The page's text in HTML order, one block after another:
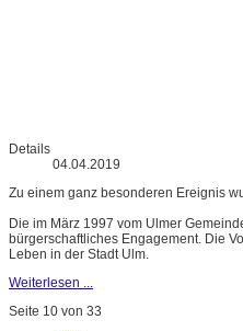
Details
04.04.2019
Zu einem ganz besonderen Ereignis
Die im März 1997 vom Ulmer
bürgerschaftliches Engagement. Die
Leben in der Stadt Ulm.
Weiterlesen ...
Seite 10 von 33